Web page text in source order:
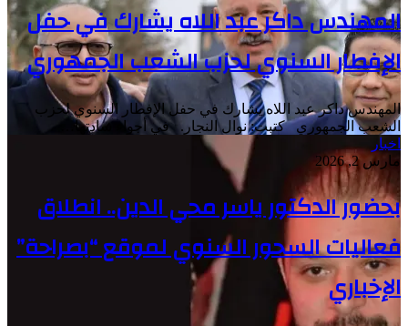
المهندس داكر عبد اللاه يشارك في حفل
الإفطار السنوي لحزب الشعب الجمهوري
المهندس داكر عبد اللاه يشارك في حفل الإفطار السنوي لحزب
الشعب الجمهوري كتبت: نوال النجار. في أجواء سادتها…
اخبار
مارس 2, 2026
بحضور الدكتور ياسر محي الدين.. انطلاق
فعاليات السحور السنوي لموقع “بصراحة”
الإخباري